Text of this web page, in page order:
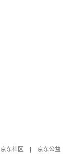
京东社区
京东公益